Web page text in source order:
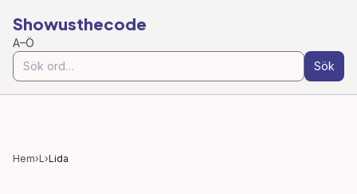
Showusthecode
A–Ö
Sök
Hem›L›Lida